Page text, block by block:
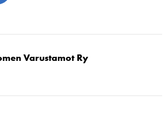
Varustamot Ry